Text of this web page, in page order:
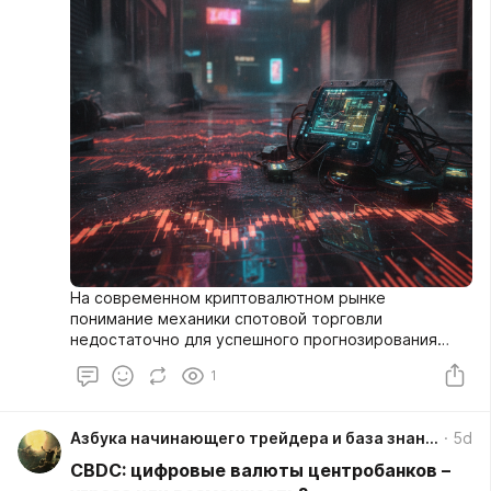
активами в наиболее динамичном секторе Web3.
На современном криптовалютном рынке
понимание механики спотовой торговли
недостаточно для успешного прогнозирования
ценовых движений. Профессиональные трейдеры
все чаще обращаются к рынку деривативов, где
в роли ключевого аналитического хаба,
предоставляя глубокие данные по фьючерсам в
режиме реального времени. Это не просто
1
Азбука начинающего трейдера и база знаний 5d
CBDC: цифровые валюты центробанков –